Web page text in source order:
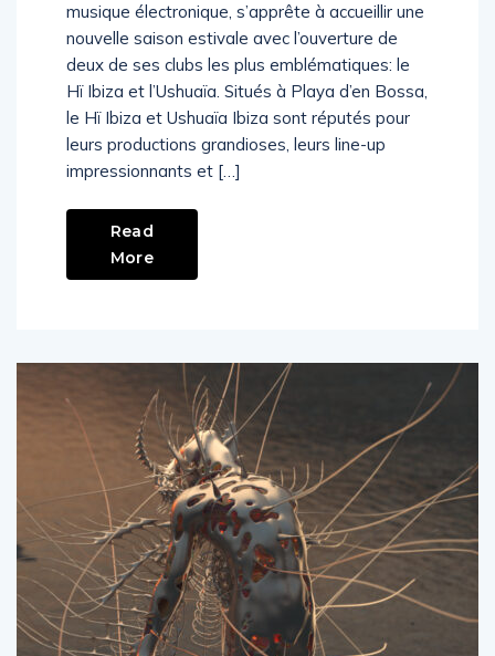
musique électronique, s’apprête à accueillir une
nouvelle saison estivale avec l’ouverture de
deux de ses clubs les plus emblématiques: le
Hï Ibiza et l’Ushuaïa. Situés à Playa d’en Bossa,
le Hï Ibiza et Ushuaïa Ibiza sont réputés pour
leurs productions grandioses, leurs line-up
impressionnants et […]
Read
More